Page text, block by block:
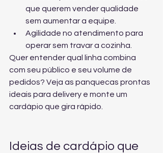
que querem vender qualidade
sem aumentar a equipe.
Agilidade no atendimento para
operar sem travar a cozinha.
Quer entender qual linha combina
com seu público e seu volume de
pedidos? Veja as panquecas prontas
ideais para delivery e monte um
cardápio que gira rápido.
Ideias de cardápio que